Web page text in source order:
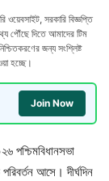
সরকারি বিজ্ঞপ্তি
পৌঁছে দিতে আমাদের টিম
জন্য সংশ্লিষ্ট
হচ্ছে।
Join Now
পশ্চিমবিধানসভা
আসে। দীর্ঘদিন